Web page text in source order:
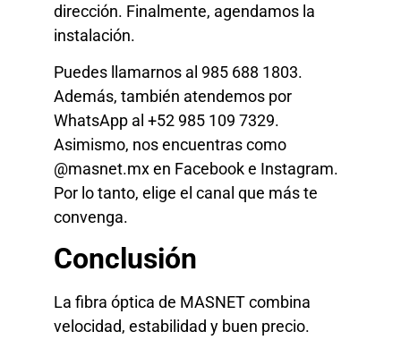
dirección. Finalmente, agendamos la
instalación.
Puedes llamarnos al 985 688 1803.
Además, también atendemos por
WhatsApp al +52 985 109 7329.
Asimismo, nos encuentras como
@masnet.mx en Facebook e Instagram.
Por lo tanto, elige el canal que más te
convenga.
Conclusión
La fibra óptica de MASNET combina
velocidad, estabilidad y buen precio.